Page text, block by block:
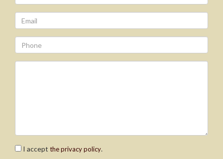
I accept the privacy policy.